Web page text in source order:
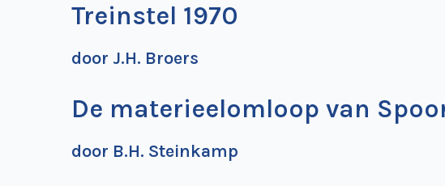
Treinstel 1970
door J.H. Broers
De materieelomloop van
door B.H. Steinkamp